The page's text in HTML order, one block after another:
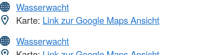
Wasserwacht
Karte: Link zur Google Maps Ansicht
Wasserwacht